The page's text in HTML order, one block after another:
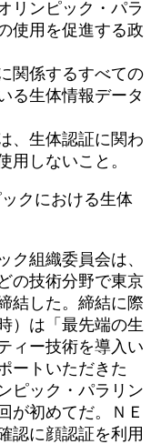
リンピック・パラ
使用を促進する政
関係するすべての
る生体情報データ
、生体認証に関わ
用しないこと。
クにおける生体
組織委員会は、
の技術分野で東京
結した。締結に際
）は「最先端の生
ィー技術を導入い
ートいただきた
ピック・パラリン
が初めてだ。ＮＥ
認に顔認証を利用